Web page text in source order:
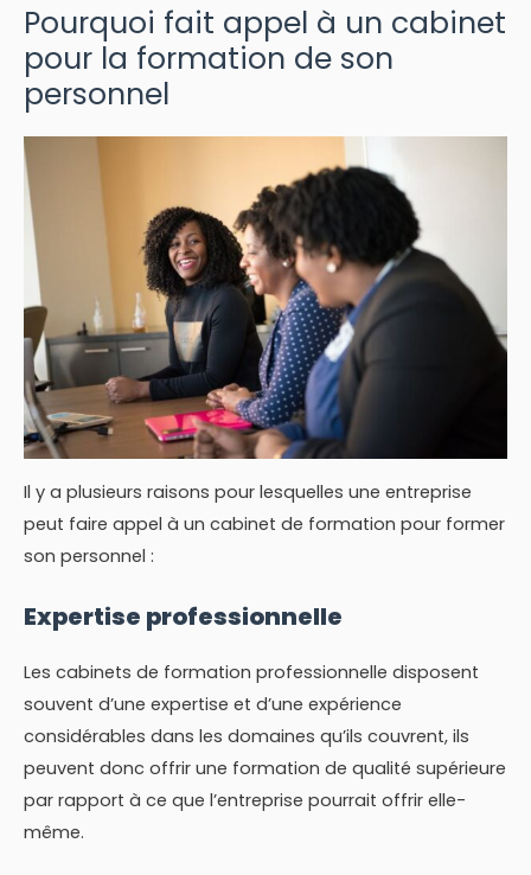
Pourquoi fait appel à un cabinet
pour la formation de son
personnel
Il y a plusieurs raisons pour lesquelles une entreprise
peut faire appel à un cabinet de formation pour former
son personnel :
Expertise professionnelle
Les cabinets de formation professionnelle disposent
souvent d’une expertise et d’une expérience
considérables dans les domaines qu’ils couvrent, ils
peuvent donc offrir une formation de qualité supérieure
par rapport à ce que l’entreprise pourrait offrir elle-
même.